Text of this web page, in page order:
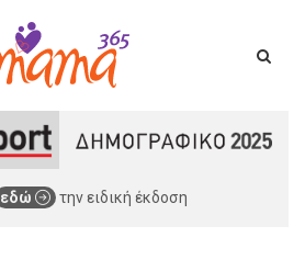
εδώ την ειδική έκδοση